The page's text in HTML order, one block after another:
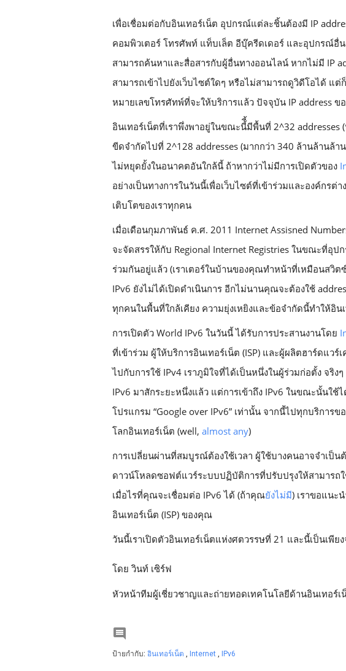
เพื่อเชื่อมต่อกับอินเทอร์เน็ต อุปกรณ์แต่ละชิ้นต้องมี IP
คอมพิวเตอร์ โทรศัพท์ แท็บเล็ต อีบุ๊ครีดเดอร์ และอุปกรณ์อื่น
สามารถค้นหาและสื่อสารกับผู้อื่นทางออนไลน์ หากไม่มี IP
สามารถเข้าไปยังเว็บไซต์ใดๆ หรือไม่สามารถดูวิดีโอได้ แ
หมายเลขโทรศัทพ์ที่จะให้บริการแล้ว ปัจจุบัน IP address ข
อินเทอร์เน็ตที่เราพึ่งพาอยู่ในขณะนี้ี้มีพื้นที่ 2^32 addresses
ขีดจำกัดไปที่ 2^128 addresses (มากกว่า 340 ล้านล้านล้า
ไม่หยุดยั้งในอนาคตอันใกล้นี้ ถ้าหากว่าไม่มีการเปิดตัวของ
อย่างเป็นทางการในวันนี้เพื่อเว็บไซต์ที่เข้าร่วมและองค์กรต่
เติบโตของเราทุกคน
เมื่อเดือนกุมภาพันธ์ ค.ศ. 2011 Internet Assisned
จะจัดสรรให้กับ Regional Internet Registries ในขณะที่อุ
ร่วมกันอยู่แล้ว (เราเตอร์ในบ้านของคุณทำหน้าที่เหมือนสวิ
IPv6 ยังไม่ได้เปิดดำเนินการ อีกไม่นานคุณจะต้องใช้
ทุกคนในพื้นที่ใกล้เคียง ความยุ่งเหยิงและข้อจำกัดนี้ทำให้อิ
การเปิดตัว World IPv6 ในวันนี้ ได้รับการประสานงานโดย
ที่เข้าร่วม ผู้ให้บริการอินเทอร์เน็ต (ISP) และผู้ผลิตฮาร์ดแว
ไปกับการใช้ IPv4 เราภูมิใจที่ได้เป็นหนึ่งในผู้ร่วมก่อตั้ง จริง
IPv6 มาสักระยะหนึ่งแล้ว แต่การเข้าถึง IPv6 ในขณะนั้นใช้
โปรแกรม “Google over IPv6” เท่านั้น จากนี้ไปทุกบริการขอ
โลกอินเทอร์เน็ต (well, almost any)
การเปลี่ยนผ่านที่สมบูรณ์ต้องใช้เวลา ผู้ใช้บางคนอาจจำเป็น
ดาวน์โหลดซอฟต์แวร์ระบบปฏิบัติการที่ปรับปรุงให้สามารถ
เมื่อไรที่คุณจะเชื่อมต่อ IPv6 ได้ (ถ้าคุณยังไม่มี) เราขอแนะ
อินเทอร์เน็ต (ISP) ของคุณ
วันนี้เราเปิดตัวอินเทอร์เน็ตแห่งศตวรรษที่ 21 และนี้เป็นเพีย
โดย วินท์ เซิร์ฟ
หัวหน้าทีมผู้เชี่ยวชาญและถ่ายทอดเทคโนโลยีด้านอินเทอร์เ

ป้ายกำกับ: อินเทอร์เน็ต , Internet , IPv6